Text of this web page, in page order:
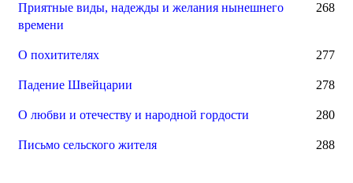
Приятные виды, надежды и желания нынешнего
времени
268
О похитителях 277
Падение Швейцарии 278
О любви и отечеству и народной гордости 280
Письмо сельского жителя 288